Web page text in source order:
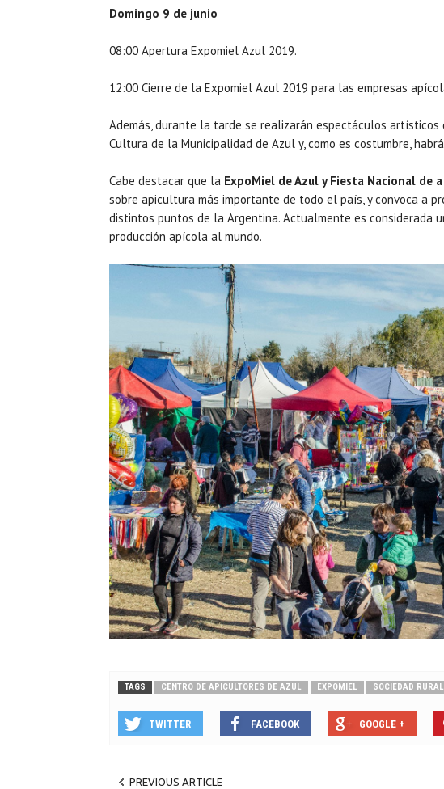
Domingo 9 de junio
08:00 Apertura Expomiel Azul 2019.
12:00 Cierre de la Expomiel Azul 2019 para las empresas
Además, durante la tarde se realizarán espectáculos artísticos
Cultura de la Municipalidad de Azul y, como es costumbre,
Cabe destacar que la ExpoMiel de Azul y Fiesta Nacional de
sobre apicultura más importante de todo el país, y convoca a
distintos puntos de la Argentina. Actualmente es considerada
producción apícola al mundo.
TAGS CENTRO DE APICULTORES DE AZUL EXPOMIEL SOCIEDAD
TWITTER FACEBOOK GOOGLE +
PREVIOUS ARTICLE